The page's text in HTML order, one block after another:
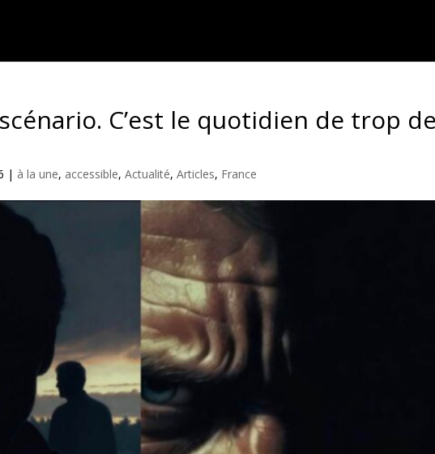
C’est le quotidien de trop
| à la une, accessible,Actualité,Articles, France